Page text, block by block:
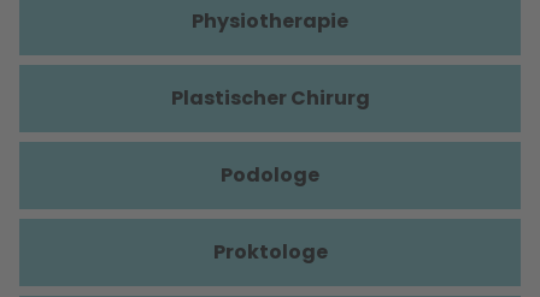
Physiotherapie
Plastischer Chirurg
Podologe
Proktologe